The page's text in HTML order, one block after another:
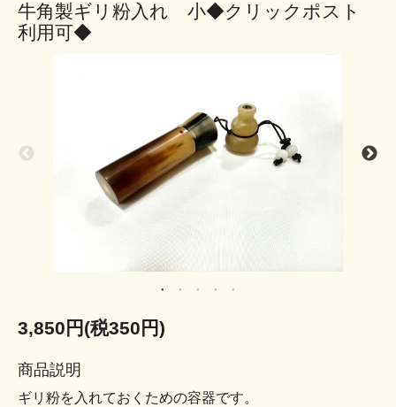
牛角製ギリ粉入れ 小◆クリックポスト
利用可◆
3,850円(税350円)
商品説明
ギリ粉を入れておくための容器です。